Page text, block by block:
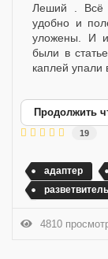
Леший . Всё
удобно и
уложены. И
были в
каплей упали
Продолжить
19
адаптер
разветвитель
4810